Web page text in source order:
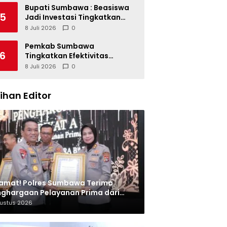
5
Bupati Sumbawa : Beasiswa
Jadi Investasi Tingkatkan
Kualitas SDM
8 Juli 2026 0
6
Pemkab Sumbawa
Tingkatkan Efektivitas
Pengendalian Korupsi
8 Juli 2026 0
Editor
Polres Sumbawa Terima
Pelayanan Prima dari
2026